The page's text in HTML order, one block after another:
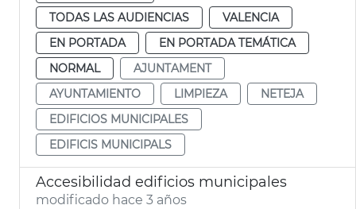
TODAS LAS AUDIENCIAS
VALENCIA
EN PORTADA
EN PORTADA TEMÁTICA
NORMAL
AJUNTAMENT
AYUNTAMIENTO
LIMPIEZA
NETEJA
EDIFICIOS MUNICIPALES
EDIFICIS MUNICIPALS
Accesibilidad edificios municipales
modificado hace 3 años